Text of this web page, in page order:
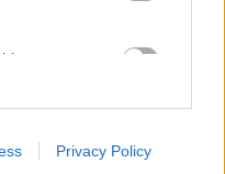
storage
and other
Privacy Policy